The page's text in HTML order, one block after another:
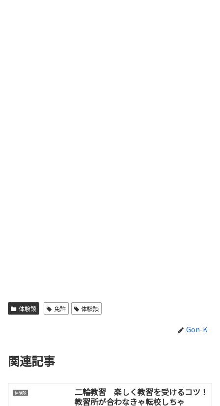
体験談 免許 体験談
Gon-K
関連記事
体験談
二輪教習 楽しく教習を受けるコツ！
教習所が合わなきゃ転校しちゃ